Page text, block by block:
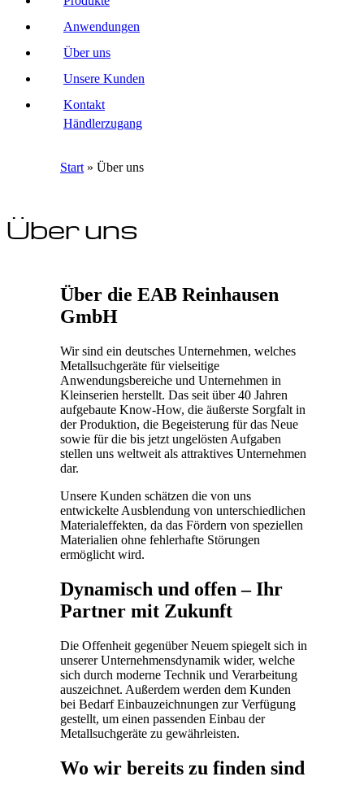
Anwendungen
Über uns
Unsere Kunden
Kontakt
Händlerzugang
Start » Über uns
Über uns
Über die EAB Reinhausen
GmbH
Wir sind ein deutsches Unternehmen, welches
Metallsuchgeräte für vielseitige
Anwendungsbereiche und Unternehmen in
Kleinserien herstellt. Das seit über 40 Jahren
aufgebaute Know-How, die äußerste Sorgfalt in
der Produktion, die Begeisterung für das Neue
sowie für die bis jetzt ungelösten Aufgaben
stellen uns weltweit als attraktives Unternehmen
dar.
Unsere Kunden schätzen die von uns
entwickelte Ausblendung von unterschiedlichen
Materialeffekten, da das Fördern von speziellen
Materialien ohne fehlerhafte Störungen
ermöglicht wird.
Dynamisch und offen – Ihr
Partner mit Zukunft
Die Offenheit gegenüber Neuem spiegelt sich in
unserer Unternehmensdynamik wider, welche
sich durch moderne Technik und Verarbeitung
auszeichnet. Außerdem werden dem Kunden
bei Bedarf Einbauzeichnungen zur Verfügung
gestellt, um einen passenden Einbau der
Metallsuchgeräte zu gewährleisten.
Wo wir bereits zu finden sind